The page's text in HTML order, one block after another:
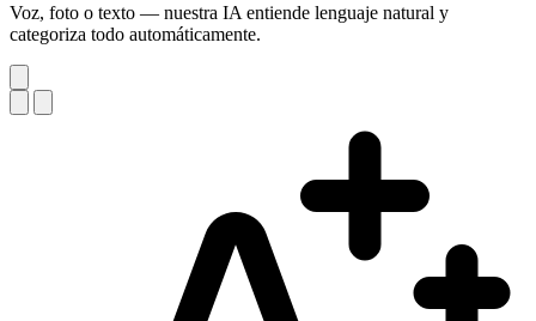
Voz, foto o texto — nuestra IA entiende lenguaje natural y
categoriza todo automáticamente.